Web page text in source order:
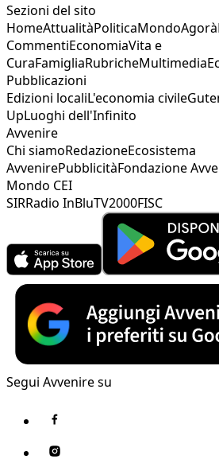
Sezioni del sito
HomeAttualitàPoliticaMondoAgorà
CommentiEconomiaVita e
CuraFamigliaRubricheMultimedia
Pubblicazioni
Edizioni localiL'economia civile
UpLuoghi dell'Infinito
Avvenire
Chi siamoRedazioneEcosistema
AvvenirePubblicitàFondazione
Mondo CEI
SIRRadio InBluTV2000FISC
Segui Avvenire su